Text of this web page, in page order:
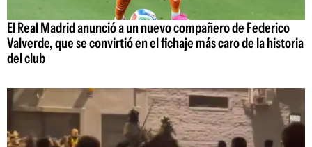
El Real Madrid anunció a un nuevo compañero de Federico
Valverde, que se convirtió en el fichaje más caro de la historia
del club